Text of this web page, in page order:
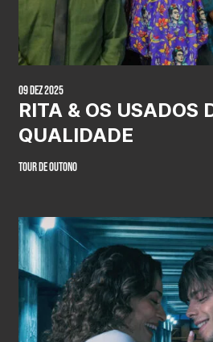
09 Dez 2025
RITA & OS USADOS
QUALIDADE
Tour de Outono